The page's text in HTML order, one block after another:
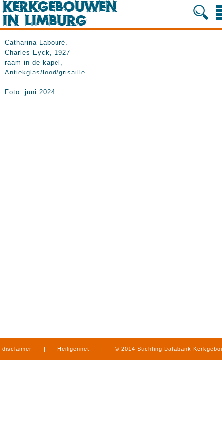
Catharina Labouré.
Charles Eyck, 1927
raam in de kapel,
Antiekglas/lood/grisaille
Foto: juni 2024
disclaimer | Heiligennet | © 2014 Stichting Databank